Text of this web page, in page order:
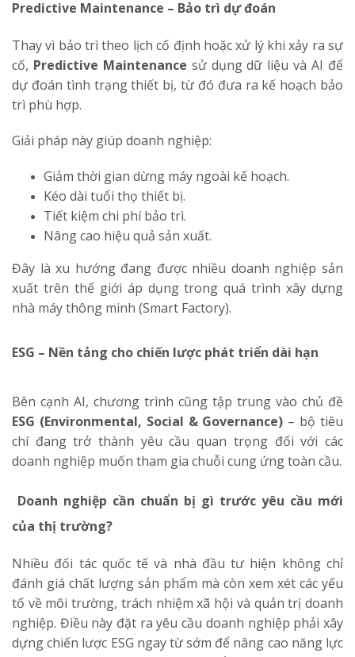
Predictive Maintenance – Bảo trì dự đoán
Thay vì bảo trì theo lịch cố định hoặc xử lý khi xảy ra sự
cố, Predictive Maintenance sử dụng dữ liệu và AI để
dự đoán tình trạng thiết bị, từ đó đưa ra kế hoạch bảo
trì phù hợp.
Giải pháp này giúp doanh nghiệp:
Giảm thời gian dừng máy ngoài kế hoạch.
Kéo dài tuổi thọ thiết bị.
Tiết kiệm chi phí bảo trì.
Nâng cao hiệu quả sản xuất.
Đây là xu hướng đang được nhiều doanh nghiệp sản
xuất trên thế giới áp dụng trong quá trình xây dựng
nhà máy thông minh (Smart Factory).
ESG – Nền tảng cho chiến lược phát triển dài hạn
Bên cạnh AI, chương trình cũng tập trung vào chủ đề
ESG (Environmental, Social & Governance) – bộ tiêu
chí đang trở thành yêu cầu quan trọng đối với các
doanh nghiệp muốn tham gia chuỗi cung ứng toàn cầu.
Doanh nghiệp cần chuẩn bị gì trước yêu cầu mới
của thị trường?
Nhiều đối tác quốc tế và nhà đầu tư hiện không chỉ
đánh giá chất lượng sản phẩm mà còn xem xét các yếu
tố về môi trường, trách nhiệm xã hội và quản trị doanh
nghiệp. Điều này đặt ra yêu cầu doanh nghiệp phải xây
dựng chiến lược ESG ngay từ sớm để nâng cao năng lực